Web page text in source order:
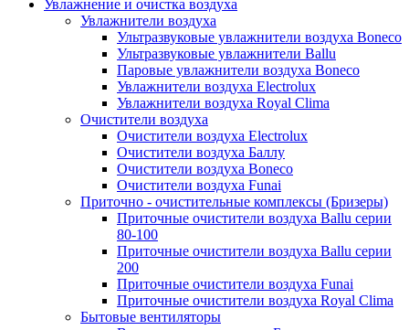
Увлажнение и очистка воздуха
Увлажнители воздуха
Ультразвуковые увлажнители воздуха Boneco
Ультразвуковые увлажнители Ballu
Паровые увлажнители воздуха Boneco
Увлажнители воздуха Electrolux
Увлажнители воздуха Royal Clima
Очистители воздуха
Очистители воздуха Electrolux
Очистители воздуха Баллу
Очистители воздуха Boneco
Очистители воздуха Funai
Приточно - очистительные комплексы (Бризеры)
Приточные очистители воздуха Ballu серии
80-100
Приточные очистители воздуха Ballu серии
200
Приточные очистители воздуха Funai
Приточные очистители воздуха Royal Clima
Бытовые вентиляторы